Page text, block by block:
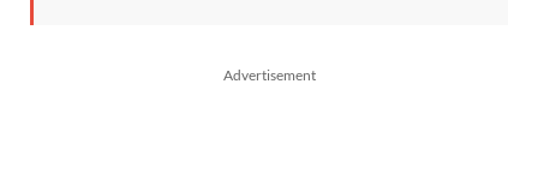
Advertisement